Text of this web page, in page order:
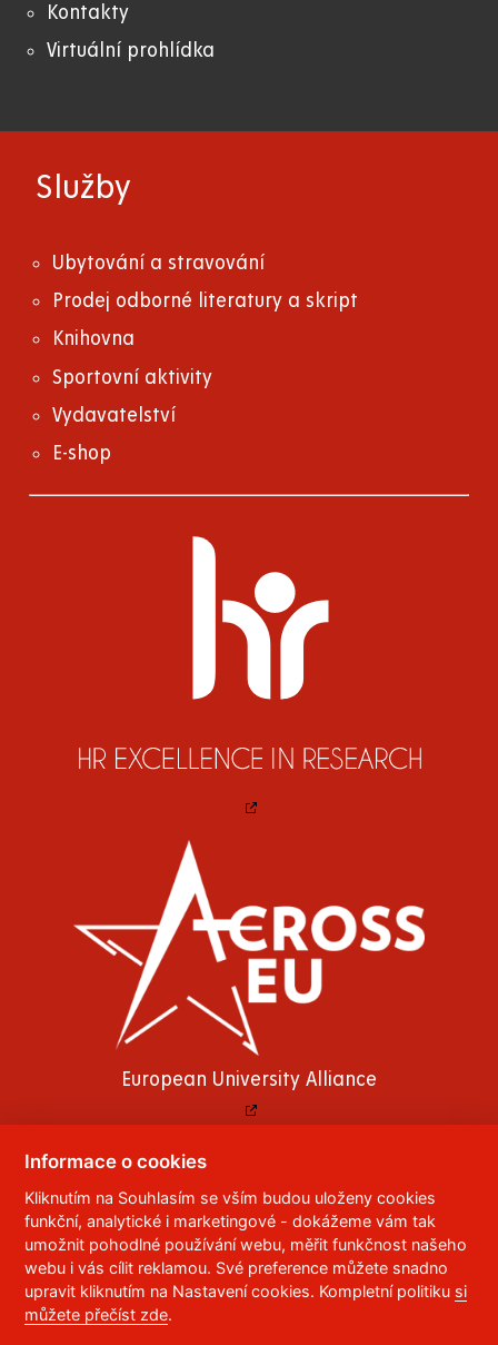
Kontakty
Virtuální prohlídka
Služby
Ubytování a stravování
Prodej odborné literatury a skript
Knihovna
Sportovní aktivity
Vydavatelství
E-shop
European University Alliance
© 2023 Univerzita Pardubice,Studentská 95
532 10 Pardubice 2
Telefon: 466 036 111, 466 036 112, 466 036 113
Správce webu ,RSS
Informace o cookies
Kliknutím na Souhlasím se vším budou uloženy cookies
funkční, analytické i marketingové - dokážeme vám tak
umožnit pohodlné používání webu, měřit funkčnost našeho
webu i vás cílit reklamou. Své preference můžete snadno
upravit kliknutím na Nastavení cookies. Kompletní politiku si
můžete přečíst zde.